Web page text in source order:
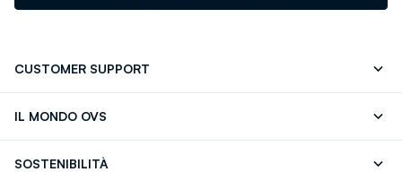
CUSTOMER SUPPORT
IL MONDO OVS
SOSTENIBILITÀ